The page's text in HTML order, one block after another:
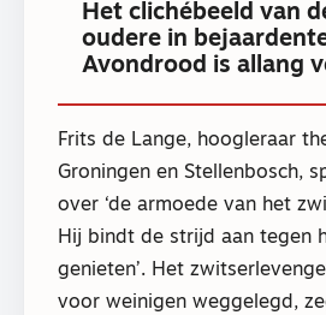
Het clichébeeld van
oudere in
Avondrood is allang
Frits de Lange, hoogleraar
Groningen en Stellenbosch,
over ‘de armoede van het
Hij bindt de strijd aan tegen
genieten’. Het
voor weinigen weggelegd,